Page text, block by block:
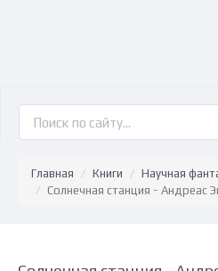
Главная Книги
Научная
Солнечная станция - Андреас